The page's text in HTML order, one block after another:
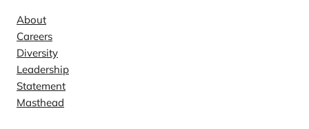
About
Careers
Diversity
Leadership
Statement
Masthead